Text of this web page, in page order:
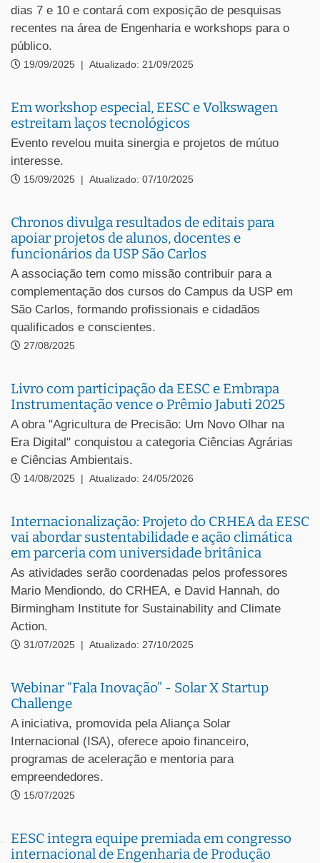
dias 7 e 10 e contará com exposição de pesquisas
recentes na área de Engenharia e workshops para o
público.
19/09/2025 Atualizado: 21/09/2025
Em workshop especial, EESC e Volkswagen
estreitam laços tecnológicos
Evento revelou muita sinergia e projetos de mútuo
interesse.
15/09/2025 Atualizado: 07/10/2025
Chronos divulga resultados de editais para
apoiar projetos de alunos, docentes e
funcionários da USP São Carlos
A associação tem como missão contribuir para a
complementação dos cursos do Campus da USP em
São Carlos, formando profissionais e cidadãos
qualificados e conscientes.
27/08/2025
Livro com participação da EESC e Embrapa
Instrumentação vence o Prêmio Jabuti 2025
A obra "Agricultura de Precisão: Um Novo Olhar na
Era Digital" conquistou a categoria Ciências Agrárias
e Ciências Ambientais.
14/08/2025 Atualizado: 24/05/2026
Internacionalização: Projeto do CRHEA da EESC
vai abordar sustentabilidade e ação climática
em parceria com universidade britânica
As atividades serão coordenadas pelos professores
Mario Mendiondo, do CRHEA, e David Hannah, do
Birmingham Institute for Sustainability and Climate
Action.
31/07/2025 Atualizado: 27/10/2025
Webinar “Fala Inovação” - Solar X Startup
Challenge
A iniciativa, promovida pela Aliança Solar
Internacional (ISA), oferece apoio financeiro,
programas de aceleração e mentoria para
empreendedores.
15/07/2025
EESC integra equipe premiada em congresso
internacional de Engenharia de Produção